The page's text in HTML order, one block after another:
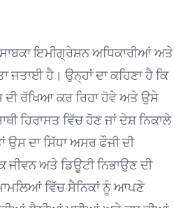
ਇਮੀਗ੍ਰੇਸ਼ਨ ਅਧਿਕਾਰੀਆਂ ਅਤੇ
ਜਤਾਈ ਹੈ। ਉਨ੍ਹਾਂ ਦਾ ਕਹਿਣਾ ਹੈ ਕਿ
ਰੱਖਿਆ ਕਰ ਰਿਹਾ ਹੋਵੇ ਅਤੇ ਉਸੇ
ਹਿਰਾਸਤ ਵਿੱਚ ਹੋਣ ਜਾਂ ਦੇਸ਼ ਨਿਕਾਲੇ
ਉਸ ਦਾ ਸਿੱਧਾ ਅਸਰ ਫੌਜੀ ਦੀ
ਜੀਵਨ ਅਤੇ ਡਿਊਟੀ ਨਿਭਾਉਣ ਦੀ
ਵਿੱਚ ਸੈਨਿਕਾਂ ਨੂੰ ਆਪਣੇ